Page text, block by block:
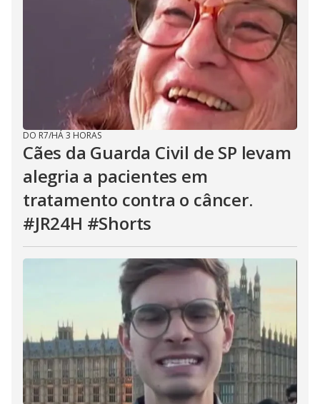
DO R7/HÁ 3 HORAS
Cães da Guarda Civil de SP levam
alegria a pacientes em
tratamento contra o câncer.
#JR24H #Shorts